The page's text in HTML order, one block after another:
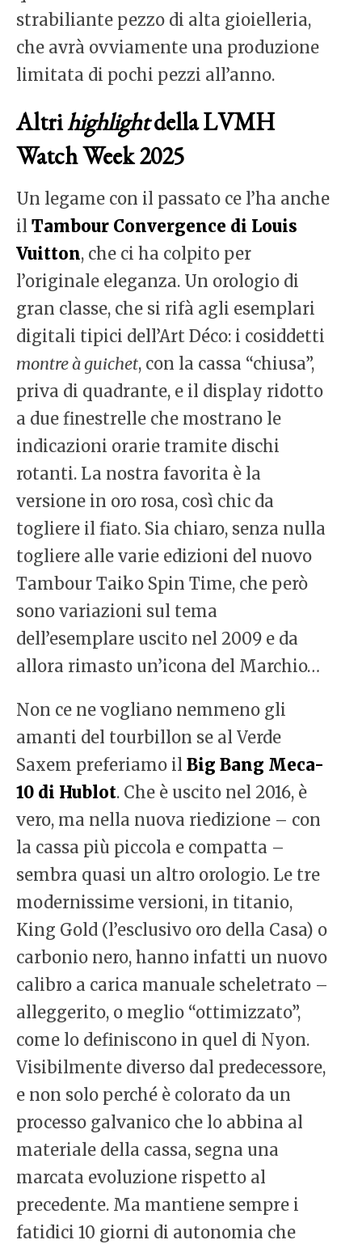
strabiliante pezzo di alta gioielleria,
che avrà ovviamente una produzione
limitata di pochi pezzi all’anno.
Altrihighlightdella LVMH
Watch Week 2025
Un legame con il passato ce l’ha anche
il Tambour Convergence di Louis
Vuitton, che ci ha colpito per
l’originale eleganza. Un orologio di
gran classe, che si rifà agli esemplari
digitali tipici dell’Art Déco: i cosiddetti
montre à guichet, con la cassa “chiusa”,
priva di quadrante, e il display ridotto
a due finestrelle che mostrano le
indicazioni orarie tramite dischi
rotanti. La nostra favorita è la
versione in oro rosa, così chic da
togliere il fiato. Sia chiaro, senza nulla
togliere alle varie edizioni del nuovo
Tambour Taiko Spin Time, che però
sono variazioni sul tema
dell’esemplare uscito nel 2009 e da
allora rimasto un’icona del Marchio…
Non ce ne vogliano nemmeno gli
amanti del tourbillon se al Verde
Saxem preferiamo il Big Bang Meca-
10 di Hublot. Che è uscito nel 2016, è
vero, ma nella nuova riedizione – con
la cassa più piccola e compatta –
sembra quasi un altro orologio. Le tre
modernissime versioni, in titanio,
King Gold (l’esclusivo oro della Casa) o
carbonio nero, hanno infatti un nuovo
calibro a carica manuale scheletrato –
alleggerito, o meglio “ottimizzato”,
come lo definiscono in quel di Nyon.
Visibilmente diverso dal predecessore,
e non solo perché è colorato da un
processo galvanico che lo abbina al
materiale della cassa, segna una
marcata evoluzione rispetto al
precedente. Ma mantiene sempre i
fatidici 10 giorni di autonomia che